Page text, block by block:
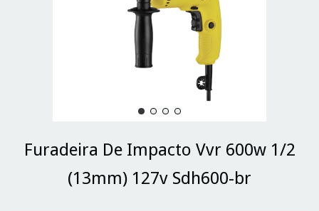
Furadeira De Impacto Vvr 600w 1/2
(13mm) 127v Sdh600-br